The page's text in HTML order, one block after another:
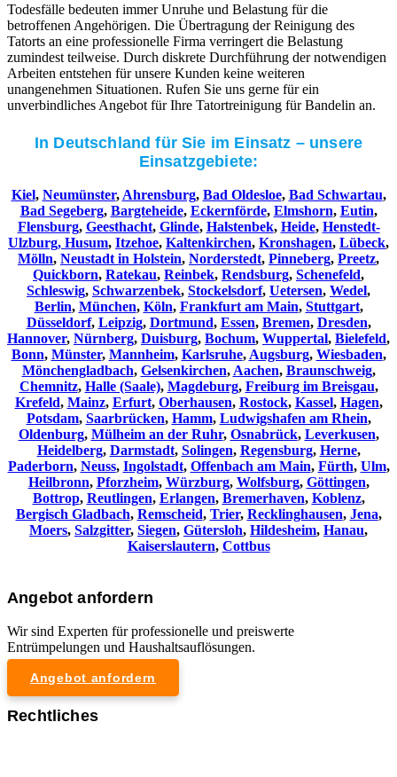
Todesfälle bedeuten immer Unruhe und Belastung für die
betroffenen Angehörigen. Die Übertragung der Reinigung des
Tatorts an eine professionelle Firma verringert die Belastung
zumindest teilweise. Durch diskrete Durchführung der notwendigen
Arbeiten entstehen für unsere Kunden keine weiteren
unangenehmen Situationen. Rufen Sie uns gerne für ein
unverbindliches Angebot für Ihre Tatortreinigung für Bandelin an.
In Deutschland für Sie im Einsatz – unsere
Einsatzgebiete:
Kiel, Neumünster, Ahrensburg, Bad Oldesloe, Bad Schwartau,
Bad Segeberg, Bargteheide, Eckernförde, Elmshorn, Eutin,
Flensburg, Geesthacht, Glinde, Halstenbek, Heide, Henstedt-
Ulzburg, Husum, Itzehoe, Kaltenkirchen, Kronshagen, Lübeck,
Mölln, Neustadt in Holstein, Norderstedt, Pinneberg, Preetz,
Quickborn, Ratekau, Reinbek, Rendsburg, Schenefeld,
Schleswig, Schwarzenbek, Stockelsdorf, Uetersen, Wedel,
Berlin, München, Köln, Frankfurt am Main, Stuttgart,
Düsseldorf, Leipzig, Dortmund, Essen, Bremen, Dresden,
Hannover, Nürnberg, Duisburg, Bochum, Wuppertal, Bielefeld,
Bonn, Münster, Mannheim, Karlsruhe, Augsburg, Wiesbaden,
Mönchengladbach, Gelsenkirchen, Aachen, Braunschweig,
Chemnitz⁠, Halle (Saale), Magdeburg, Freiburg im Breisgau,
Krefeld, Mainz, Erfurt, Oberhausen, Rostock, Kassel, Hagen,
Potsdam, Saarbrücken, Hamm, Ludwigshafen am Rhein,
Oldenburg, Mülheim an der Ruhr, Osnabrück, Leverkusen,
Heidelberg, Darmstadt, Solingen, Regensburg, Herne,
Paderborn, Neuss, Ingolstadt, Offenbach am Main, Fürth, Ulm,
Heilbronn, Pforzheim, Würzburg, Wolfsburg, Göttingen,
Bottrop, Reutlingen, Erlangen, Bremerhaven, Koblenz,
Bergisch Gladbach, Remscheid, Trier, Recklinghausen, Jena,
Moers, Salzgitter, Siegen, Gütersloh, Hildesheim, Hanau,
Kaiserslautern, Cottbus
Angebot anfordern
Wir sind Experten für professionelle und preiswerte
Entrümpelungen und Haushaltsauflösungen.
Angebot anfordern
Rechtliches